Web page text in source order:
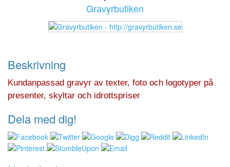
Gravyrbutiken
Beskrivning
Kundanpassad gravyr av texter, foto och logotyper på
presenter, skyltar och idrottspriser
Dela med dig!